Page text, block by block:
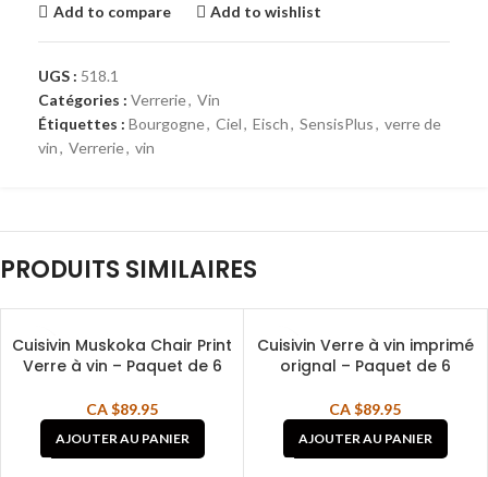
Add to compare Add to wishlist
UGS : 518.1
Catégories : Verrerie, Vin
Étiquettes : Bourgogne, Ciel, Eisch, SensisPlus, verre de
vin, Verrerie, vin
PRODUITS SIMILAIRES
Cuisivin Muskoka Chair Print
Verre à vin – Paquet de 6
CA $89.95
AJOUTER AU PANIER
Cuisivin Verre à vin imprimé
orignal – Paquet de 6
CA $89.95
AJOUTER AU PANIER